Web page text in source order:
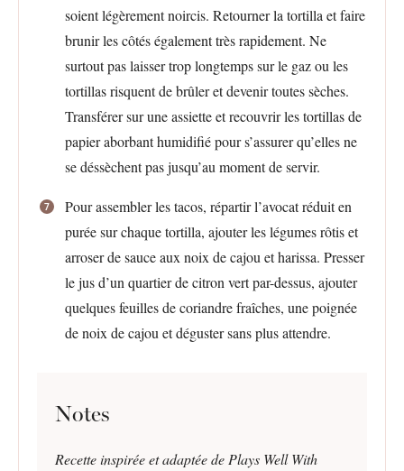
soient légèrement noircis. Retourner la tortilla et faire
brunir les côtés également très rapidement. Ne
surtout pas laisser trop longtemps sur le gaz ou les
tortillas risquent de brûler et devenir toutes sèches.
Transférer sur une assiette et recouvrir les tortillas de
papier aborbant humidifié pour s’assurer qu’elles ne
se déssèchent pas jusqu’au moment de servir.
Pour assembler les tacos, répartir l’avocat réduit en
purée sur chaque tortilla, ajouter les légumes rôtis et
arroser de sauce aux noix de cajou et harissa. Presser
le jus d’un quartier de citron vert par-dessus, ajouter
quelques feuilles de coriandre fraîches, une poignée
de noix de cajou et déguster sans plus attendre.
Notes
Recette inspirée et adaptée de Plays Well With